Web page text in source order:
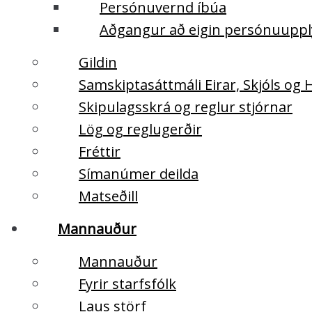
Persónuvernd íbúa
Aðgangur að eigin
Gildin
Samskiptasáttmáli Eirar, Skjóls og
Skipulagsskrá og reglur stjórnar
Lög og reglugerðir
Fréttir
Símanúmer deilda
Matseðill
Mannauður
Mannauður
Fyrir starfsfólk
Laus störf